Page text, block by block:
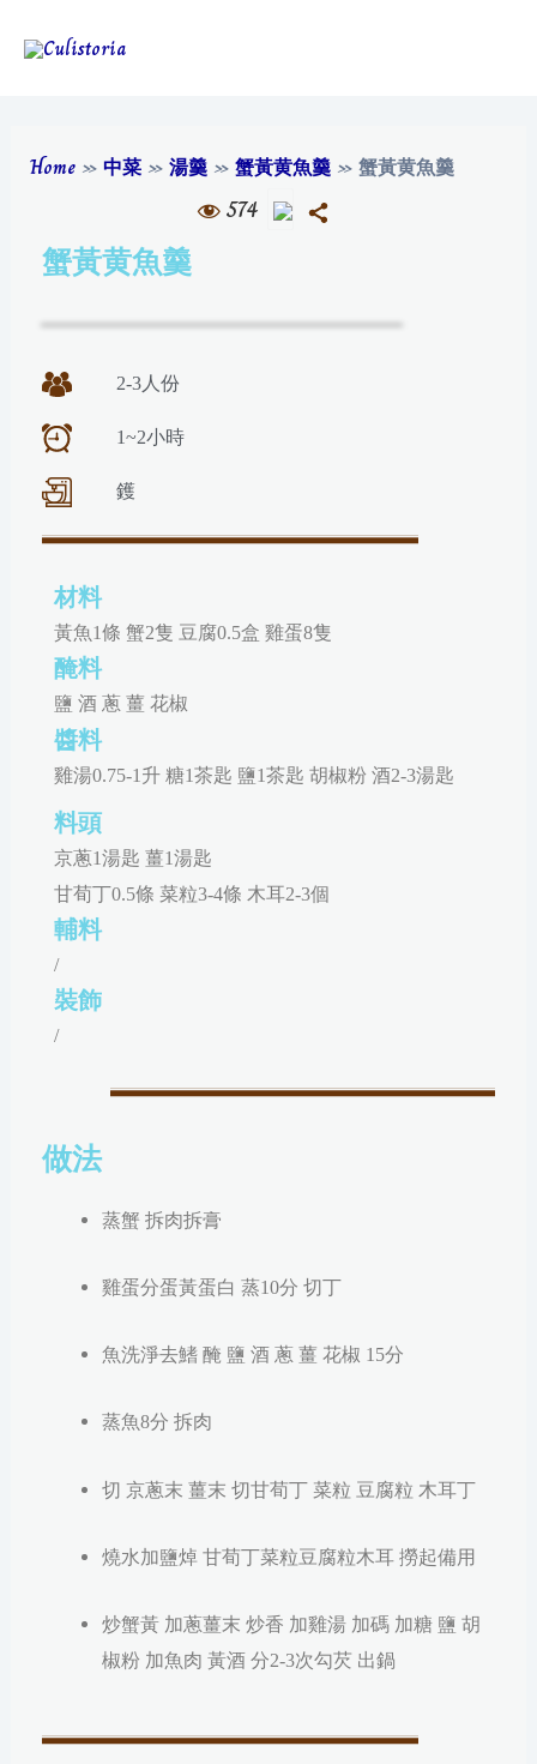
Home »中菜 »湯羹 »蟹黃黄魚羹 »蟹黃黄魚羹
574
蟹黃黄魚羹
2-3人份
1~2小時
鑊
材料
黃魚1條 蟹2隻 豆腐0.5盒 雞蛋8隻
醃料
鹽 酒 蔥 薑 花椒
醬料
雞湯0.75-1升 糖1茶匙 鹽1茶匙 胡椒粉 酒2-3湯匙
料頭
京蔥1湯匙 薑1湯匙
甘荀丁0.5條 菜粒3-4條 木耳2-3個
輔料
/
裝飾
/
做法
蒸蟹 拆肉拆膏
雞蛋分蛋黃蛋白 蒸10分 切丁
魚洗淨去鰭 醃 鹽 酒 蔥 薑 花椒 15分
蒸魚8分 拆肉
切 京蔥末 薑末 切甘荀丁 菜粒 豆腐粒 木耳丁
燒水加鹽焯 甘荀丁菜粒豆腐粒木耳 撈起備用
炒蟹黃 加蔥薑末 炒香 加雞湯 加碼 加糖 鹽 胡
椒粉 加魚肉 黃酒 分2-3次勾芡 出鍋